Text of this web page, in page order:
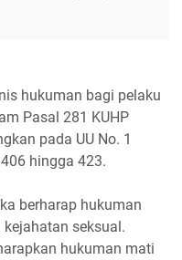
hukuman bagi pelaku
Pasal 281 KUHP
pada UU No. 1
hingga 423.
berharap hukuman
seksual.
hukuman mati